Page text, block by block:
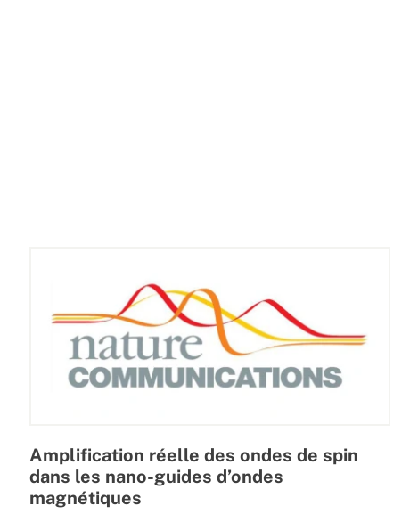
Amplification réelle des ondes de spin
dans les nano-guides d’ondes
magnétiques